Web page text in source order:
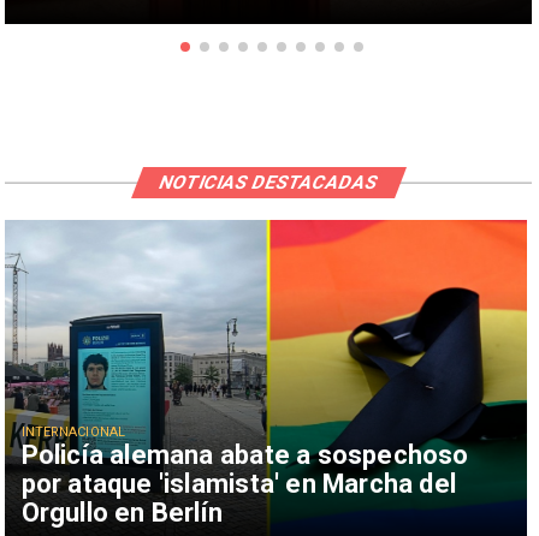
Policía alemana abate a sospechoso
por ataque 'islamista' en Marcha del
Orgullo en Berlín
INTERNACIONAL
NOTICIAS DESTACADAS